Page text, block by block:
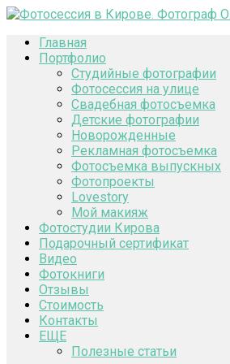
Главная
Портфолио
Студийные фотографии
Фотосессия на улице
Свадебная фотосъемка
Детские фотографии
Новорожденные
Рекламная фотосъемка
Фотосъемка выпускных
Фотопроекты
Lovestory
Мой макияж
Фотостудии Кирова
Подарочный сертификат
Видео
Фотокниги
Отзывы
Стоимость
Контакты
ЕЩЕ
Полезные статьи